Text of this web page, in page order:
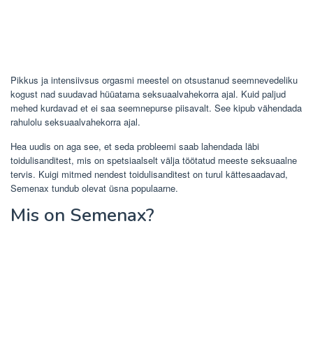
Pikkus ja intensiivsus orgasmi meestel on otsustanud seemnevedeliku
kogust nad suudavad hüüatama seksuaalvahekorra ajal. Kuid paljud
mehed kurdavad et ei saa seemnepurse piisavalt. See kipub vähendada
rahulolu seksuaalvahekorra ajal.
Hea uudis on aga see, et seda probleemi saab lahendada läbi
toidulisanditest, mis on spetsiaalselt välja töötatud meeste seksuaalne
tervis. Kuigi mitmed nendest toidulisanditest on turul kättesaadavad,
Semenax tundub olevat üsna populaarne.
Mis on Semenax?